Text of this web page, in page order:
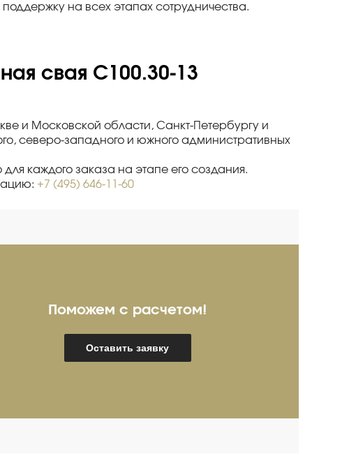
на всех этапах сотрудничества.
свая С100.30-13
и Московской области, Санкт-Петербургу и
северо-западного и южного административных
каждого заказа на этапе его создания.
+7 (495) 646-11-60
Серебряков Александр
Поможем с расчетом!
Оставить заявку